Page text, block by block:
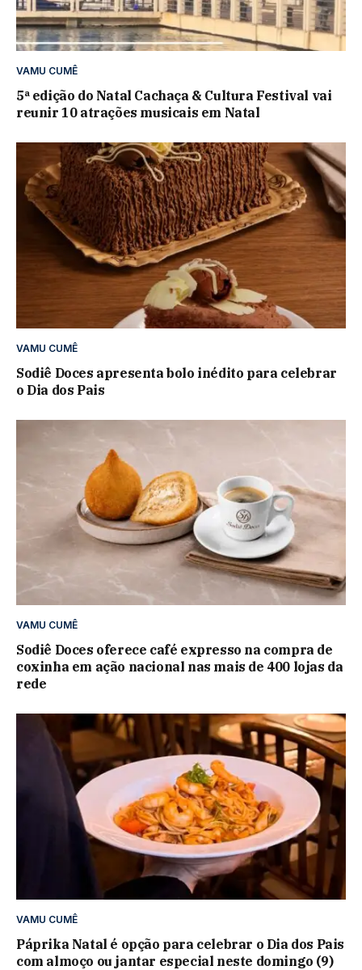
VAMU CUMÊ
5ª edição do Natal Cachaça & Cultura Festival vai
reunir 10 atrações musicais em Natal
VAMU CUMÊ
Sodiê Doces apresenta bolo inédito para celebrar
o Dia dos Pais
VAMU CUMÊ
Sodiê Doces oferece café expresso na compra de
coxinha em ação nacional nas mais de 400 lojas da
rede
VAMU CUMÊ
Páprika Natal é opção para celebrar o Dia dos Pais
com almoço ou jantar especial neste domingo (9)